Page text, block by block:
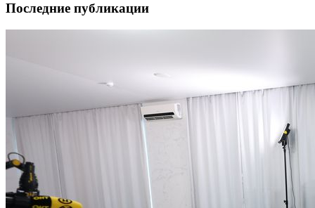
Последние публикации